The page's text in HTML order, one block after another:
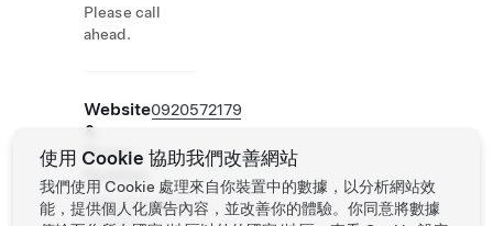
Please call
ahead.
Website
&
Phone
Number
0920572179
http://www.ds-
使用 Cookie 協助我們改善網站
我們使用 Cookie 處理來自你裝置中的數據，以分析網站效
能，提供個人化廣告內容，並改善你的體驗。你同意將數據